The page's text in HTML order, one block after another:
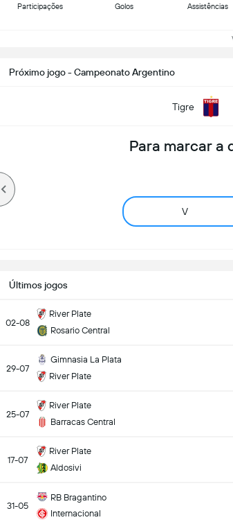
Participações Golos Assistências
Próximo jogo - Campeonato Argentino
Tigre
Para marcar a
V
Últimos jogos
02-08
River Plate
Rosario Central
29-07
Gimnasia La Plata
River Plate
25-07
River Plate
Barracas Central
17-07
River Plate
Aldosivi
31-05
RB Bragantino
Internacional